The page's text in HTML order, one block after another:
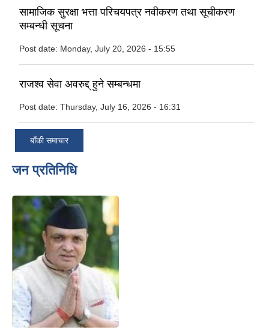
सामाजिक सुरक्षा भत्ता परिचयपत्र नवीकरण तथा सूचीकरण
सम्बन्धी सूचना
Post date: Monday, July 20, 2026 - 15:55
राजश्व सेवा अवरुद्द् हुने सम्बन्धमा
Post date: Thursday, July 16, 2026 - 16:31
बाँकी समाचार
जन प्रतिनिधि